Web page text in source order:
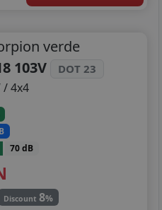
verde
103V
DOT 23
/ 4x4
B
70 dB
Discount 8%